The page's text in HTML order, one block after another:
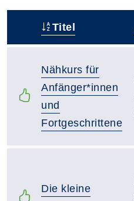
Titel
Nähkurs für
Anfänger*innen
und
Fortgeschrittene
Die kleine